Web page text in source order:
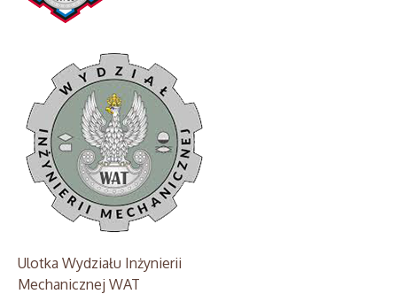
Ulotka Wydziału Inżynierii
Mechanicznej WAT